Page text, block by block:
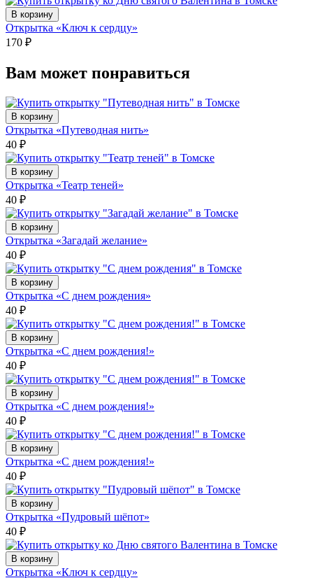
В корзину
Открытка «Ключ к сердцу»
170 ₽
Вам может понравиться
В корзину
Открытка «Путеводная нить»
40 ₽
В корзину
Открытка «Театр теней»
40 ₽
В корзину
Открытка «Загадай желание»
40 ₽
В корзину
Открытка «С днем рождения»
40 ₽
В корзину
Открытка «С днем рождения!»
40 ₽
В корзину
Открытка «С днем рождения!»
40 ₽
В корзину
Открытка «С днем рождения!»
40 ₽
В корзину
Открытка «Пудровый шёпот»
40 ₽
В корзину
Открытка «Ключ к сердцу»